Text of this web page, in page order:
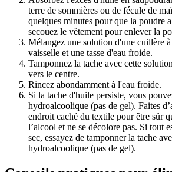
terre de sommières ou de fécule de
quelques minutes pour que la poudre
secouez le vêtement pour enlever la
Mélangez une solution d'une cuillère
vaisselle et une tasse d'eau froide.
Tamponnez la tache avec cette
vers le centre.
Rincez abondamment à l'eau froide.
Si la tache d'huile persiste, vous
hydroalcoolique (pas de gel). Faites
endroit caché du textile pour être sûr
l’alcool et ne se décolore pas. Si tout
sec, essayez de tamponner la tache
hydroalcoolique (pas de gel).